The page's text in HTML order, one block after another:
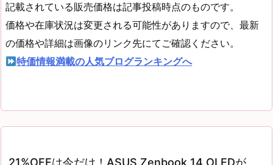
記載されている販売価格は記事投稿時点のものです。
価格や在庫状況は変更される可能性がありますので、最新
の価格や詳細は画像のリンク先にてご確認ください。
特価情報満載の人気ブログランキングへ
21%OFFは今だけ！ASUS Zenbook 14 OLEDが